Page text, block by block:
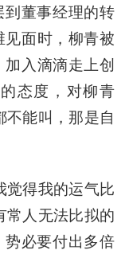
董事经理的转
面时，柳青被
入滴滴走上创
态度，对柳青
不能叫，那是自
觉得我的运气比
常人无法比拟的
必要付出多倍